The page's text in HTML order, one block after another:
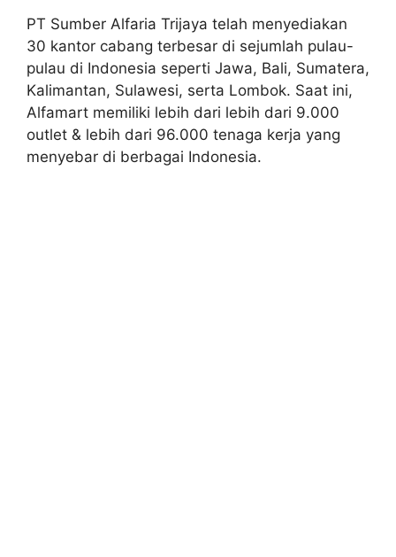
PT Sumber Alfaria Trijaya telah menyediakan
30 kantor cabang terbesar di sejumlah pulau-
pulau di Indonesia seperti Jawa, Bali, Sumatera,
Kalimantan, Sulawesi, serta Lombok. Saat ini,
Alfamart memiliki lebih dari lebih dari 9.000
outlet & lebih dari 96.000 tenaga kerja yang
menyebar di berbagai Indonesia.